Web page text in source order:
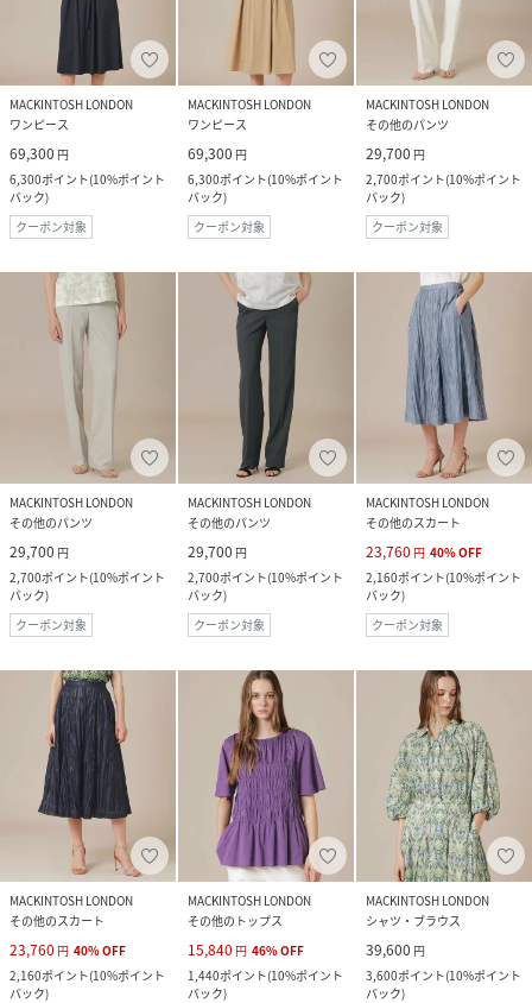
MACKINTOSH LONDON
ワンピース
69,300 円
6,300ポイント(10%ポイント
バック)
クーポン対象
MACKINTOSH LONDON
ワンピース
69,300 円
6,300ポイント(10%ポイント
バック)
クーポン対象
MACKINTOSH LONDON
その他のパンツ
29,700 円
2,700ポイント(10%ポイント
バック)
クーポン対象
MACKINTOSH LONDON
その他のパンツ
29,700 円
2,700ポイント(10%ポイント
バック)
クーポン対象
MACKINTOSH LONDON
その他のパンツ
29,700 円
2,700ポイント(10%ポイント
バック)
クーポン対象
MACKINTOSH LONDON
その他のスカート
23,760 円 40%OFF
2,160ポイント(10%ポイント
バック)
クーポン対象
MACKINTOSH LONDON
その他のスカート
23,760 円 40%OFF
2,160ポイント(10%ポイント
バック)
MACKINTOSH LONDON
その他のトップス
15,840 円 46%OFF
1,440ポイント(10%ポイント
バック)
MACKINTOSH LONDON
シャツ・ブラウス
39,600 円
3,600ポイント(10%ポイント
バック)